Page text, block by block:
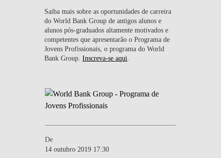
WHAT'S HAPPENING
Saiba mais sobre as oportunidades de carreira
do World Bank Group de antigos alunos e
alunos pós-graduados altamente motivados e
competentes que apresentarão o Programa de
Jovens Profissionais, o programa do World
Bank Group.Inscreva-se aqui
De
14 outubro 2019 17:30